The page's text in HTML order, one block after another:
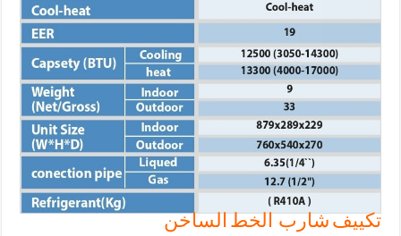
تكييف شارب الخط الساخن